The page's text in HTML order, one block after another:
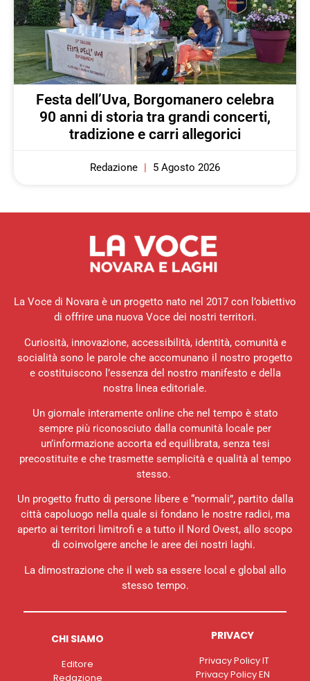
Festa dell’Uva, Borgomanero celebra
90 anni di storia tra grandi concerti,
tradizione e carri allegorici
Redazione 5 Agosto 2026
La Voce di Novara è un progetto nato nel 2017 con l’obiettivo
di offrire una nuova Voce dei nostri territori.
Curiosità, innovazione, accessibilità, identità, comunità e
socialità sono le parole che accomunano il nostro progetto
e costituiscono l’essenza del nostro manifesto e della
nostra linea editoriale.
Un giornale interamente online che nel tempo è stato
sempre più riconosciuto dalla comunità locale per
un’informazione accorta ed equilibrata, senza tesi
precostituite e che trasmette semplicità e qualità al tempo
stesso.
Un progetto frutto di persone libere e “normali”, partito dalla
città capoluogo nella quale si fondano le nostre radici, ma
aperto ai territori limitrofi e a tutto il Nord Ovest, allo scopo
di coinvolgere anche le aree dei nostri laghi.
La dimostrazione che il web sa essere local e global allo
stesso tempo.
CHI SIAMO
Editore
Redazione
PRIVACY
Privacy Policy IT
Privacy Policy EN